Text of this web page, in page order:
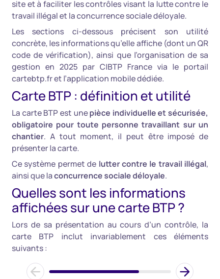
site et à faciliter les contrôles visant la lutte contre le
travail illégal et la concurrence sociale déloyale.
Les sections ci-dessous précisent son utilité
concrète, les informations qu’elle affiche (dont un QR
code de vérification), ainsi que l’organisation de sa
gestion en 2025 par CIBTP France via le portail
cartebtp.fr et l’application mobile dédiée.
Carte BTP : définition et utilité
La carte BTP est unepièce individuelle et sécurisée,
obligatoire pour toute personne travaillant sur un
chantier. A tout moment, il peut être imposé de
présenter la carte.
Ce système permet de lutter contre le travail illégal,
ainsi que laconcurrence sociale déloyale.
Quelles sont les informations
affichées sur une carte BTP ?
Lors de sa présentation au cours d’un contrôle, la
carte BTP inclut invariablement ces éléments
suivants :